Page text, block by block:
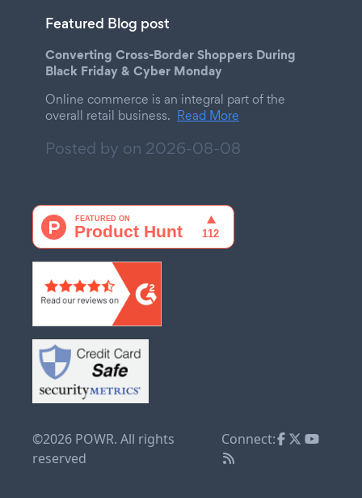
Featured Blog post
Converting Cross-Border Shoppers During
Black Friday & Cyber Monday
Online commerce is an integral part of the
overall retail business. Read More
Posted by on 2026-08-08
©2026 POWR. All rights
reserved
Connect: